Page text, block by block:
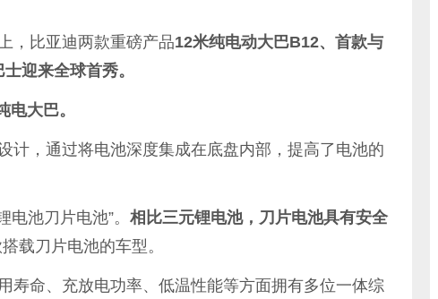
，比亚迪两款重磅产品12米纯电动大巴B12、首款与
迎来全球首秀。
大巴。
计，通过将电池深度集成在底盘内部，提高了电池的
池刀片电池”。 相比三元锂电池，刀片电池具有安全
载刀片电池的车型。
寿命、充放电功率、低温性能等方面拥有多位一体综